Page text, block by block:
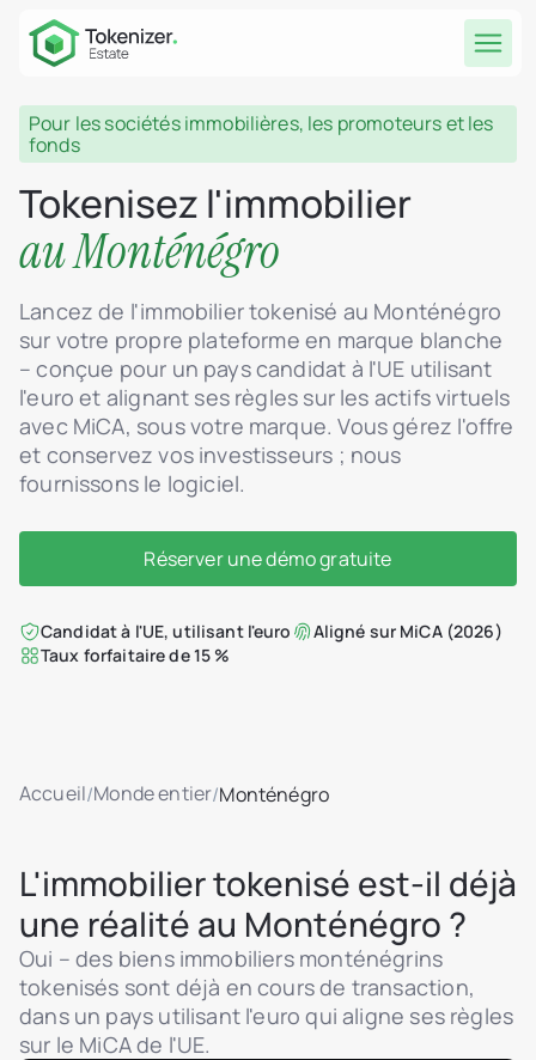
Pour les sociétés immobilières, les promoteurs et les
fonds
Tokenisez l'immobilier
au Monténégro
Lancez de l'immobilier tokenisé au Monténégro
sur votre propre plateforme en marque blanche
– conçue pour un pays candidat à l'UE utilisant
l'euro et alignant ses règles sur les actifs virtuels
avec MiCA, sous votre marque. Vous gérez l'offre
et conservez vos investisseurs ; nous
fournissons le logiciel.
Réserver une démo gratuite
Candidat à l'UE, utilisant l'euro
Aligné sur MiCA (2026)
Taux forfaitaire de 15 %
Accueil/Monde entier/Monténégro
L'immobilier tokenisé est-il déjà
une réalité au Monténégro ?
Oui – des biens immobiliers monténégrins
tokenisés sont déjà en cours de transaction,
dans un pays utilisant l'euro qui aligne ses règles
sur le MiCA de l'UE.